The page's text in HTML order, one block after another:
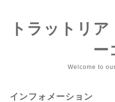
トラットリ
ー
Welcome to
インフォメーション